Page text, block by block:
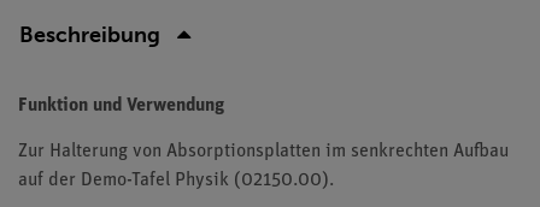
Beschreibung
Funktion und Verwendung
Zur Halterung von Absorptionsplatten im senkrechten Aufbau
auf der Demo-Tafel Physik (02150.00).